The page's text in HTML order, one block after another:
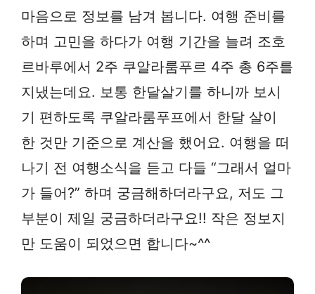
마음으로 정보를 남겨 봅니다. 여행 준비를
하며 고민을 하다가 여행 기간을 늘려 조호
르바루에서 2주 쿠알라룸푸르 4주 총 6주를
지냈는데요. 보통 한달살기를 하니까 보시
기 편하도록 쿠알라룸푸프에서 한달 살이
한 것만 기준으로 계산을 했어요. 여행을 떠
나기 전 여행소식을 듣고 다들 “그래서 얼마
가 들어?” 하며 궁금해하더라구요, 저도 그
부분이 제일 궁금하더라구요!! 작은 정보지
만 도움이 되었으면 합니다~^^